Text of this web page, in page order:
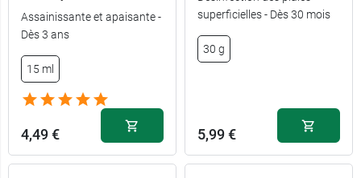
125 ml 1,99 €
250 ml
1 L 12,99 €
on
7,99 €
100 g
Assainissante et apaisante -
Dès 3 ans
15 ml
4,49 €
superficielles - Dès 30 mois
30 g
5,99 €